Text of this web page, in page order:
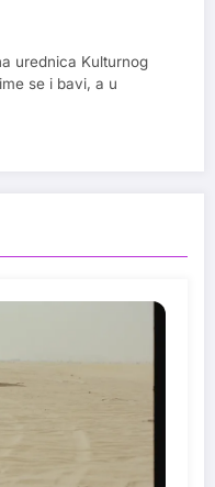
urednica Kulturnog
se i bavi, a u